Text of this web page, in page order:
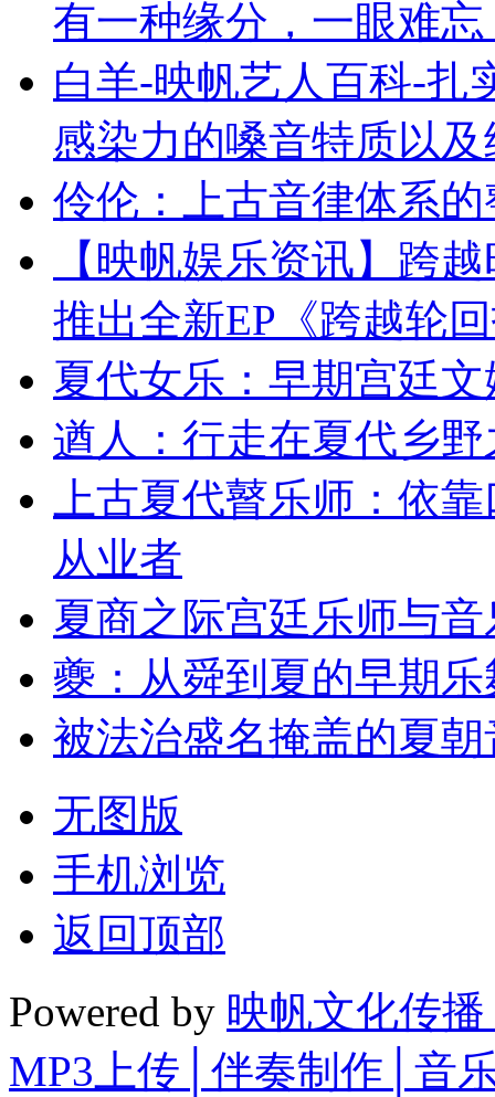
有一种缘分，一眼难
白羊-映帆艺人百科-扎
感染力的嗓音特质以
伶伦：上古音律体系
【映帆娱乐资讯】跨
推出全新EP《跨越轮
夏代女乐：早期宫廷
遒人：行走在夏代乡
上古夏代瞽乐师：依
从业者
夏商之际宫廷乐师与
夔：从舜到夏的早期
被法治盛名掩盖的夏
无图版
手机浏览
返回顶部
Powered by 映帆文化传
MP3上传│伴奏制作│音